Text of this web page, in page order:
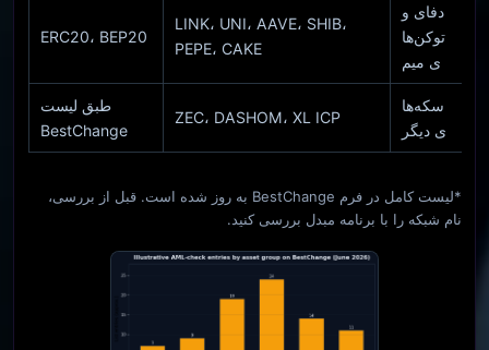
دفای و
توکن‌ها
ی میم
LINK، UNI، AAVE، SHIB،
PEPE، CAKE
ERC20، BEP20
سکه‌ها
ی دیگر
ZEC، DASHOM، XL ICP
طبق لیست
BestChange
*لیست کامل در فرم BestChange به روز شده است. قبل از بررسی،
نام شبکه را با برنامه مبدل بررسی کنید.